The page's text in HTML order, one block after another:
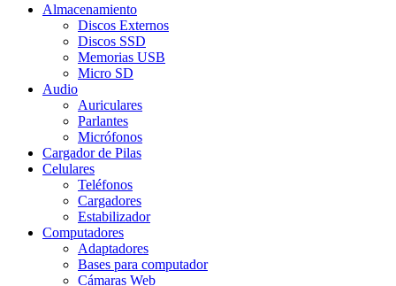
Almacenamiento
Discos Externos
Discos SSD
Memorias USB
Micro SD
Audio
Auriculares
Parlantes
Micrófonos
Cargador de Pilas
Celulares
Teléfonos
Cargadores
Estabilizador
Computadores
Adaptadores
Bases para computador
Cámaras Web